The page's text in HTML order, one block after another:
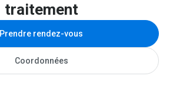
traitement
Prendre rendez-vous
Coordonnées